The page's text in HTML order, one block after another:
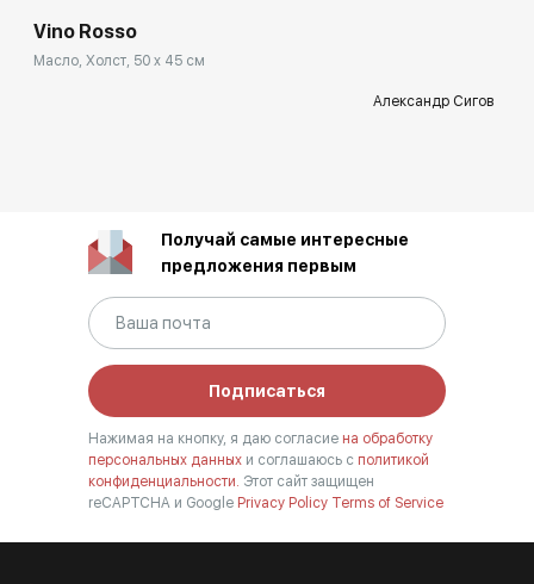
Vino Rosso
Масло, Холст, 50 x 45 см
Александр Сигов
Получай самые интересные
предложения первым
Подписаться
Нажимая на кнопку, я даю согласие на обработку
персональных данных и соглашаюсь с политикой
конфиденциальности. Этот сайт защищен
reCAPTCHA и Google Privacy Policy Terms of Service